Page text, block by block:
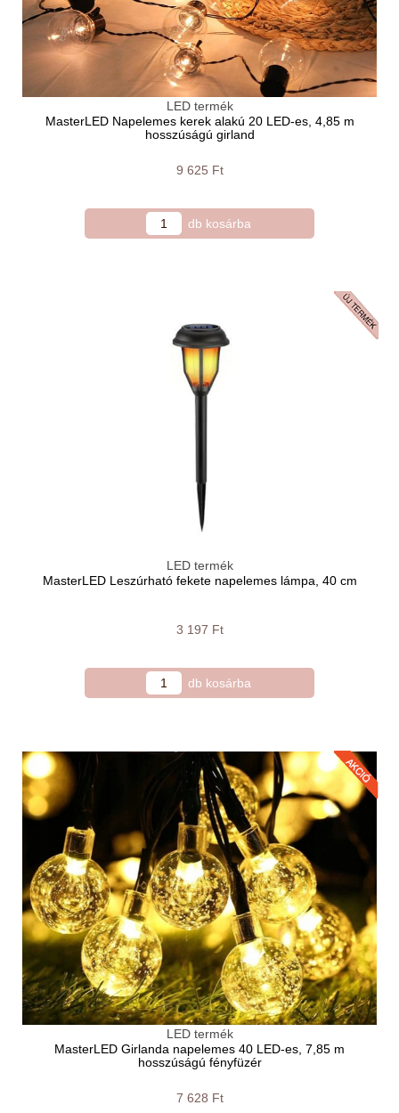
LED termék
MasterLED Napelemes kerek alakú 20 LED-es, 4,85 m
hosszúságú girland
9 625 Ft
LED termék
MasterLED Leszúrható fekete napelemes lámpa, 40 cm
3 197 Ft
LED termék
MasterLED Girlanda napelemes 40 LED-es, 7,85 m
hosszúságú fényfüzér
7 628 Ft